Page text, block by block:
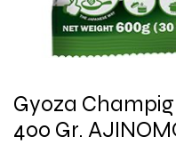
Gyoza
400 Gr.